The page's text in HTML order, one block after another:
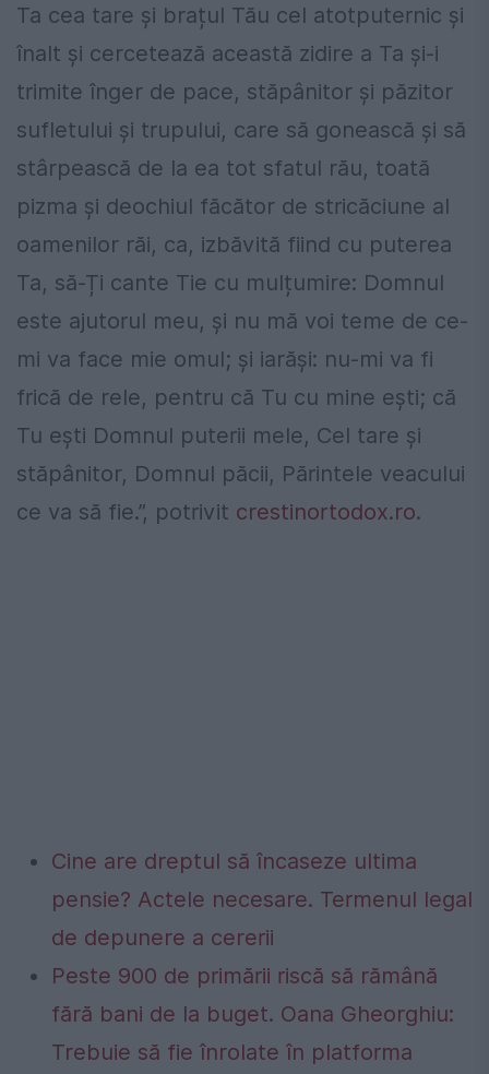
Ta cea tare și brațul Tău cel atotputernic și
înalt și cercetează această zidire a Ta și-i
trimite înger de pace, stăpânitor și păzitor
sufletului și trupului, care să gonească și să
stârpească de la ea tot sfatul rău, toată
pizma și deochiul făcător de stricăciune al
oamenilor răi, ca, izbăvită fiind cu puterea
Ta, să-Ți cante Tie cu mulțumire: Domnul
este ajutorul meu, și nu mă voi teme de ce-
mi va face mie omul; și iarăși: nu-mi va fi
frică de rele, pentru că Tu cu mine ești; că
Tu ești Domnul puterii mele, Cel tare și
stăpânitor, Domnul păcii, Părintele veacului
ce va să fie.”, potrivit crestinortodox.ro.
Cine are dreptul să încaseze ultima
pensie? Actele necesare. Termenul legal
de depunere a cererii
Peste 900 de primării riscă să rămână
fără bani de la buget. Oana Gheorghiu:
Trebuie să fie înrolate în platforma